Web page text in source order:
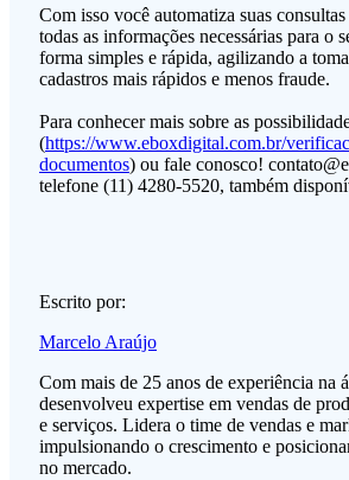
Com isso você automatiza suas
todas as informações necessárias para o
forma simples e rápida, agilizando a
cadastros mais rápidos e menos fraude.
Para conhecer mais sobre as
(https://www.eboxdigital.com.br/
documentos) ou fale conosco!
telefone (11) 4280-5520, também
Escrito por:
Marcelo Araújo
Com mais de 25 anos de experiência na
desenvolveu expertise em vendas de
e serviços. Lidera o time de vendas e
impulsionando o crescimento e
no mercado.